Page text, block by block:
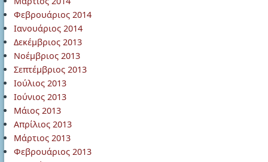
Φεβρουάριος 2014
Ιανουάριος 2014
Δεκέμβριος 2013
Νοέμβριος 2013
Σεπτέμβριος 2013
Ιούλιος 2013
Ιούνιος 2013
Μάιος 2013
Απρίλιος 2013
Μάρτιος 2013
Φεβρουάριος 2013